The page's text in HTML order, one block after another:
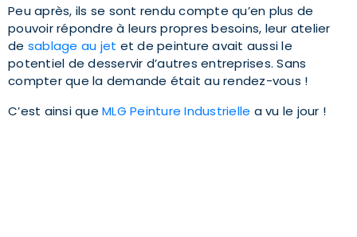
Peu après, ils se sont rendu compte qu’en plus de
pouvoir répondre à leurs propres besoins, leur atelier
de sablage au jet et de peinture avait aussi le
potentiel de desservir d’autres entreprises. Sans
compter que la demande était au rendez-vous !
C’est ainsi que MLG Peinture Industrielle a vu le jour !